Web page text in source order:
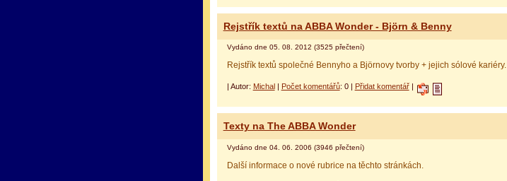
Rejstřík textů na ABBA Wonder - Björn & Benny
Vydáno dne 05. 08. 2012 (3525 přečtení)
Rejstřík textů společné Bennyho a Björnovy tvorby + jejich sólové kariéry.
| Autor: Michal| Počet komentářů: 0 | Přidat komentář|
Texty na The ABBA Wonder
Vydáno dne 04. 06. 2006 (3946 přečtení)
Další informace o nové rubrice na těchto stránkách.